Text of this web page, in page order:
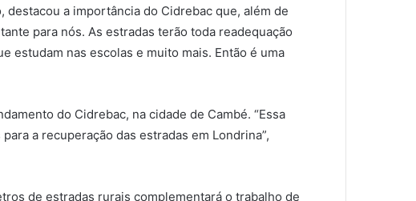
a importância do Cidrebac que, além de
para nós. As estradas terão toda readequação
estudam nas escolas e muito mais. Então é uma
do Cidrebac, na cidade de Cambé. “Essa
a recuperação das estradas em Londrina”,
de estradas rurais complementará o trabalho de